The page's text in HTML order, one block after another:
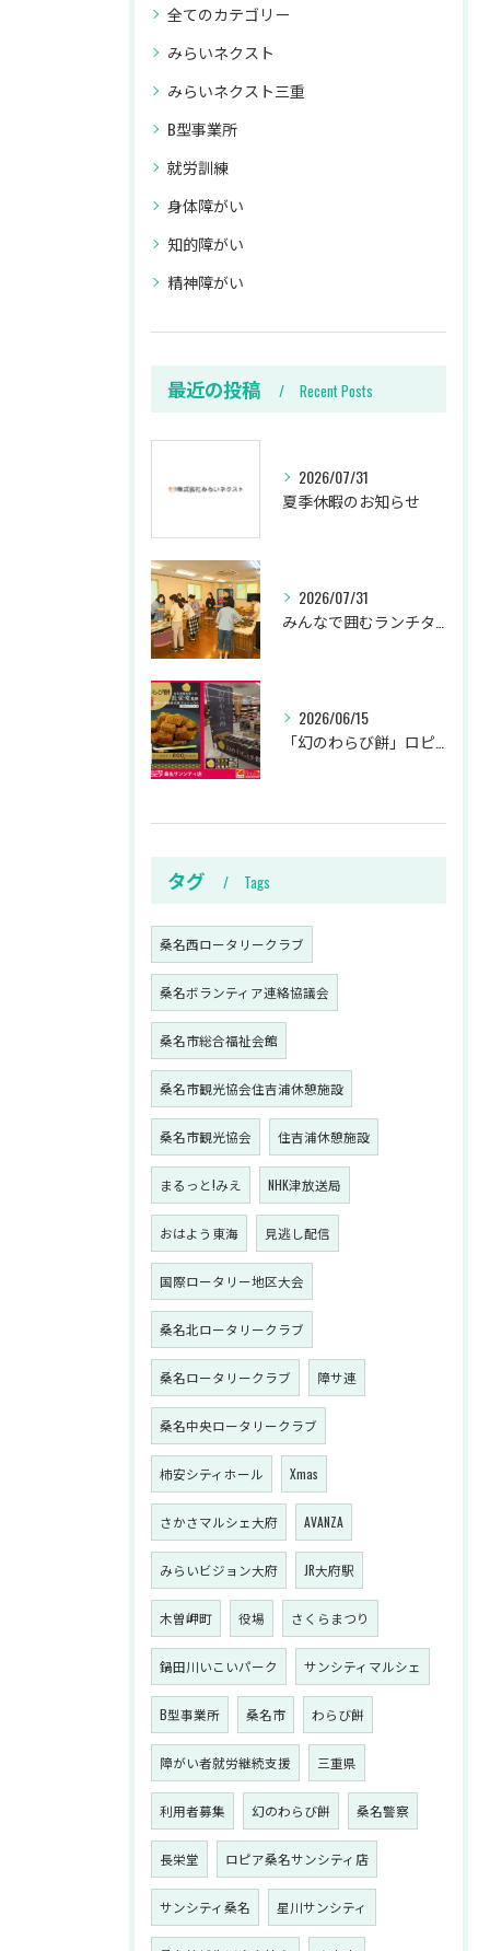
全てのカテゴリー
みらいネクスト
みらいネクスト三重
B型事業所
就労訓練
身体障がい
知的障がい
精神障がい
最近の投稿 Recent Posts
2026/07/31
夏季休暇のお知らせ
2026/07/31
2026/06/15
タグ Tags
桑名西ロータリークラブ
桑名ボランティア連絡協議会
桑名市総合福祉会館
桑名市観光協会住吉浦休憩施設
桑名市観光協会 住吉浦休憩施設
まるっと!みえ NHK津放送局
おはよう東海 見逃し配信
国際ロータリー地区大会
桑名北ロータリークラブ
桑名ロータリークラブ 障サ連
桑名中央ロータリークラブ
柿安シティホール Xmas
さかさマルシェ大府 AVANZA
みらいビジョン大府 JR大府駅
木曽岬町 役場 さくらまつり
鍋田川いこいパーク サンシティマルシェ
B型事業所 桑名市 わらび餅
障がい者就労継続支援 三重県
利用者募集 幻のわらび餅 桑名警察
長栄堂 ロピア桑名サンシティ店
サンシティ桑名 星川サンシティ